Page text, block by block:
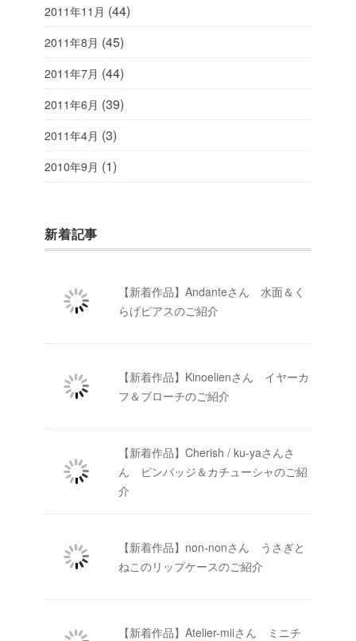
2011年11月 (44)
2011年8月 (45)
2011年7月 (44)
2011年6月 (39)
2011年4月 (3)
2010年9月 (1)
新着記事
【新着作品】Andanteさん 水面＆く
らげピアスのご紹介
【新着作品】Kinoelienさん イヤーカ
フ＆ブローチのご紹介
【新着作品】Cherish / ku-yaさんさ
ん ピンバッジ＆カチューシャのご紹
介
【新着作品】non-nonさん うさぎと
ねこのリップケースのご紹介
【新着作品】Atelier-miiさん ミニチ